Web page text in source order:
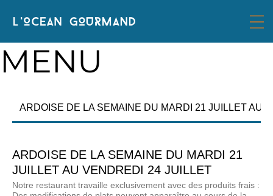
MENU
ARDOISE DE LA SEMAINE DU MARDI 21 JUILLET AU
ARDOISE DE LA SEMAINE DU MARDI 21
JUILLET AU VENDREDI 24 JUILLET
Notre restaurant travaille exclusivement avec des produits frais :